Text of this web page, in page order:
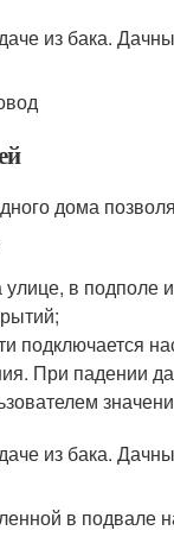
дома
в подполе
подключается
При падении
в подвале